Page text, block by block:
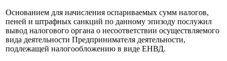
Основанием для начисления оспариваемых сумм налогов,
пеней и штрафных санкций по данному эпизоду послужил
вывод налогового органа о несоответствии осуществляемого
вида деятельности Предпринимателя деятельности,
подлежащей налогообложению в виде ЕНВД.